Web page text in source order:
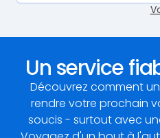
Un service
Découvrez comment
rendre votre prochain
soucis - surtout avec